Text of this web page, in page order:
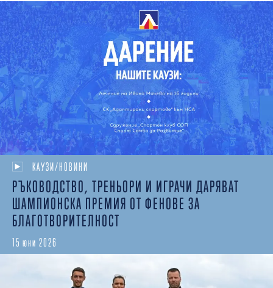
КАУЗИ/НОВИНИ
РЪКОВОДСТВО, ТРЕНЬОРИ И ИГРАЧИ ДАРЯВАТ
ШАМПИОНСКА ПРЕМИЯ ОТ ФЕНОВЕ ЗА
БЛАГОТВОРИТЕЛНОСТ
15 юни 2026